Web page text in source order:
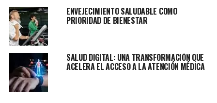
ENVEJECIMIENTO SALUDABLE COMO
PRIORIDAD DE BIENESTAR
SALUD DIGITAL: UNA TRANSFORMACIÓN QUE
ACELERA EL ACCESO A LA ATENCIÓN MÉDICA